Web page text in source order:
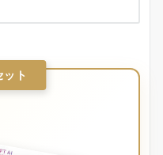
ット